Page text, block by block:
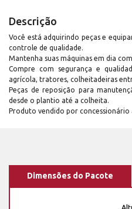
Descrição
Você está adquirindo peças e
controle de qualidade.
Mantenha suas máquinas em dia
Compre com segurança e
agrícola, tratores, colheitadeiras
Peças de reposição para
desde o plantio até a colheita.
Produto vendido por
Dimensões do Pacote